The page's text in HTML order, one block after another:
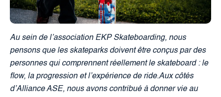
Au sein de l’association EKP Skateboarding, nous
pensons que les skateparks doivent être conçus par des
personnes qui comprennent réellement le skateboard : le
flow, la progression et l’expérience de ride.Aux côtés
d’Alliance ASE, nous avons contribué à donner vie au